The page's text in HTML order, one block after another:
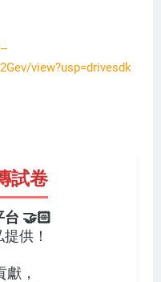
view?usp=drivesdk
試卷
🤝🏻
供！
，